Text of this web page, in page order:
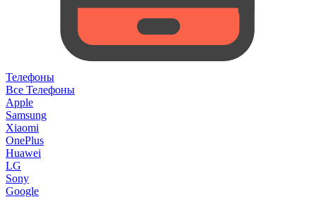
Телефоны
Все Телефоны
Apple
Samsung
Xiaomi
OnePlus
Huawei
LG
Sony
Google